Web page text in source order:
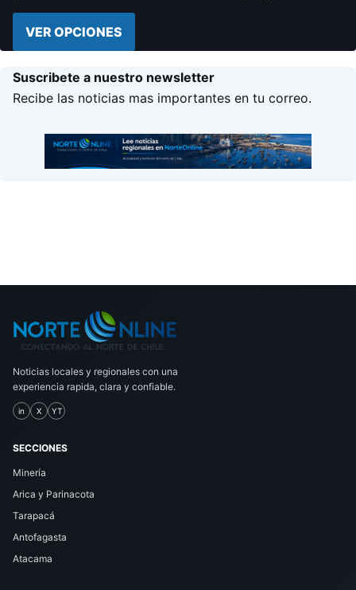
VER OPCIONES
Suscribete a nuestro newsletter
Recibe las noticias mas importantes en tu correo.
Noticias locales y regionales con una
experiencia rapida, clara y confiable.
in X YT
SECCIONES
Minería
Arica y Parinacota
Tarapacá
Antofagasta
Atacama